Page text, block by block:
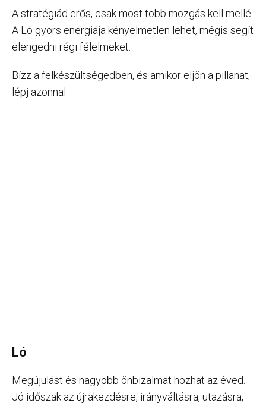
A stratégiád erős, csak most több mozgás kell mellé.
A Ló gyors energiája kényelmetlen lehet, mégis segít
elengedni régi félelmeket.
Bízz a felkészültségedben, és amikor eljön a pillanat,
lépj azonnal.
Ló
Megújulást és nagyobb önbizalmat hozhat az éved.
Jó időszak az újrakezdésre, irányváltásra, utazásra,